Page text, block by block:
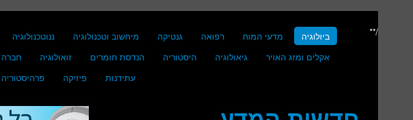
ביולוגיה מדעי המוח רפואה גנטיקה מיחשוב וטכנולוגיה ננוטכנולוגיה
אקלים ומזג האויר
גיאולוגיה היסטוריה הנדסת חומרים זואולוגיה חברה
עתידנות
פיזיקה פרהיסטוריה
/**